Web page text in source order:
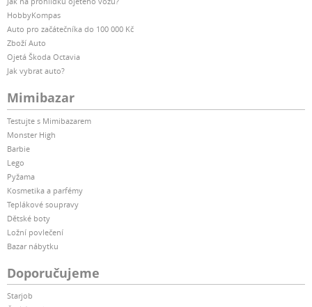
HobbyKompas
Auto pro začátečníka do 100 000 Kč
Zboží Auto
Ojetá Škoda Octavia
Jak vybrat auto?
Mimibazar
Testujte s Mimibazarem
Monster High
Barbie
Lego
Pyžama
Kosmetika a parfémy
Teplákové soupravy
Dětské boty
Ložní povlečení
Bazar nábytku
Doporučujeme
Starjob